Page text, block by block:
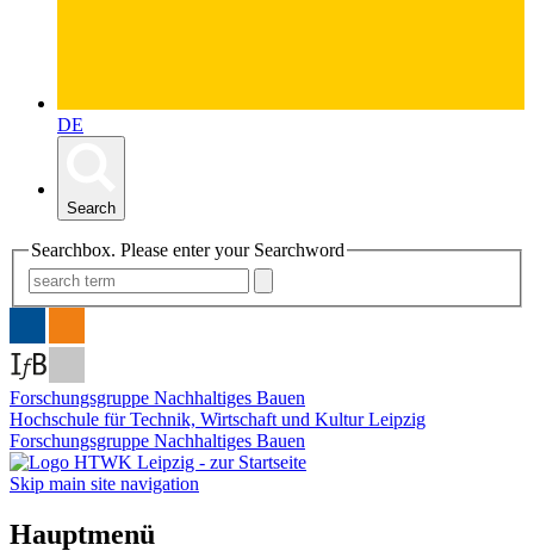
DE
Search
Searchbox. Please enter your Searchword
Forschungsgruppe Nachhaltiges Bauen
Hochschule für Technik, Wirtschaft und Kultur Leipzig
Forschungsgruppe Nachhaltiges Bauen
Skip main site navigation
Hauptmenü